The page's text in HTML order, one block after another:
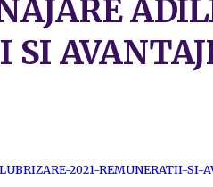
2021-REMUNERATII-SI-